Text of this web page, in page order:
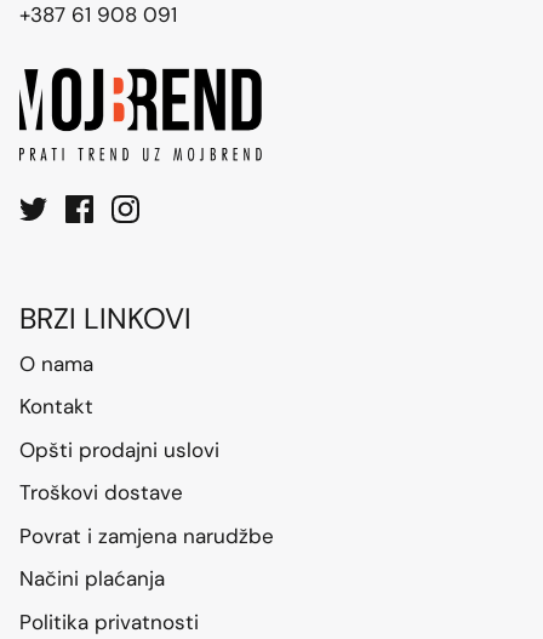
+387 61 908 091
BRZI LINKOVI
O nama
Kontakt
Opšti prodajni uslovi
Troškovi dostave
Povrat i zamjena narudžbe
Načini plaćanja
Politika privatnosti